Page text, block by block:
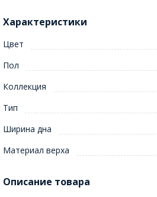
Характеристики
Цвет
Пол
Коллекция
Тип
Ширина дна
Материал верха
Описание товара